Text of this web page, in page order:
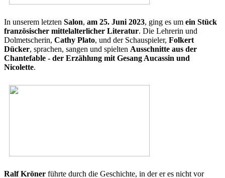
In unserem letzten Salon, am 25. Juni 2023, ging es um ein Stück
französischer mittelalterlicher Literatur. Die Lehrerin und
Dolmetscherin, Cathy Plato, und der Schauspieler, Folkert
Dücker, sprachen, sangen und spielten Ausschnitte aus der
Chantefable - der Erzählung mit Gesang Aucassin und
Nicolette.
Ralf Kröner führte durch die Geschichte, in der er es nicht vor